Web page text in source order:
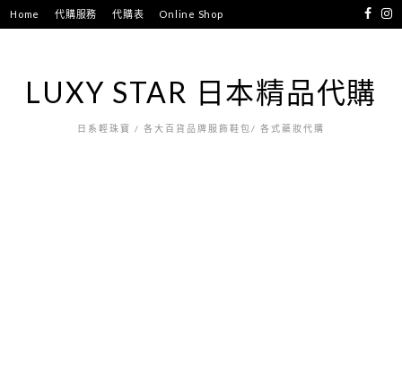
跳
至
Home 代購服務 代購表 Online Shop
LUXY STAR 日本精品代購
日系輕珠寶 / 各大百貨品牌服飾鞋包/ 各式藥妝代購